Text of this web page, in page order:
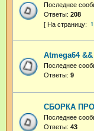
Последнее
Ответы: 208
1
Atmega64
Последнее
Ответы: 9
СБОРКА
Последнее
Ответы: 43